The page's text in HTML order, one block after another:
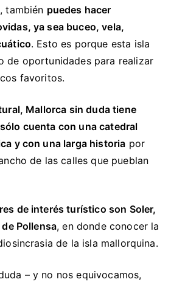
también puedes hacer
ya sea buceo, vela,
. Esto es porque esta isla
de oportunidades para realizar
favoritos.
Mallorca sin duda tiene
cuenta con una catedral
y con una larga historia por
de las calles que pueblan
de interés turístico son Soler,
Pollensa, en donde conocer la
de la isla mallorquina.
– y no nos equivocamos,